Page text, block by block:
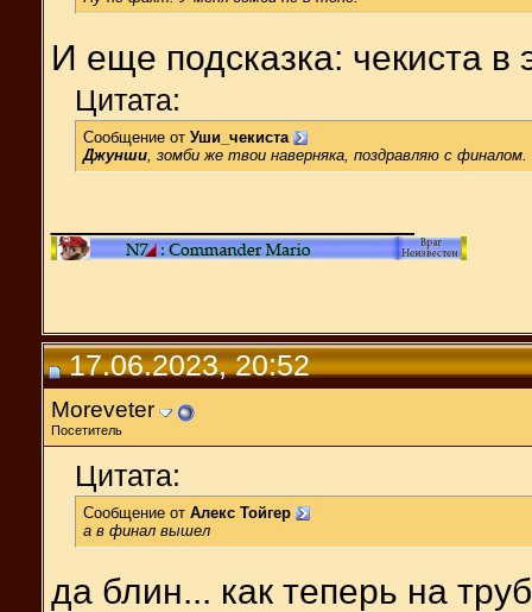
И еще подсказка: чекиста в
Цитата:
Сообщение от Уши_чекиста
Джунши , зомби же твои наверняка, поздравляю с финалом.
17.06.2023, 20:52
Moreveter
Посетитель
Цитата:
Сообщение от Алекс Тойгер
а в финал вышел
да блин... как теперь на